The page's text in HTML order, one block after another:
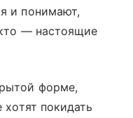
и понимают,
— настоящие
форме,
покидать